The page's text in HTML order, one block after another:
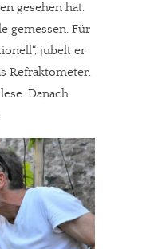
gesehen hat.
gemessen. Für
jubelt er
Refraktometer.
Danach